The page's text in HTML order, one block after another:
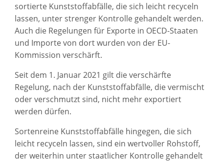
sortierte Kunststoffabfälle, die sich leicht recyceln
lassen, unter strenger Kontrolle gehandelt werden.
Auch die Regelungen für Exporte in OECD-Staaten
und Importe von dort wurden von der EU-
Kommission verschärft.
Seit dem 1. Januar 2021 gilt die verschärfte
Regelung, nach der Kunststoffabfälle, die vermischt
oder verschmutzt sind, nicht mehr exportiert
werden dürfen.
Sortenreine Kunststoffabfälle hingegen, die sich
leicht recyceln lassen, sind ein wertvoller Rohstoff,
der weiterhin unter staatlicher Kontrolle gehandelt